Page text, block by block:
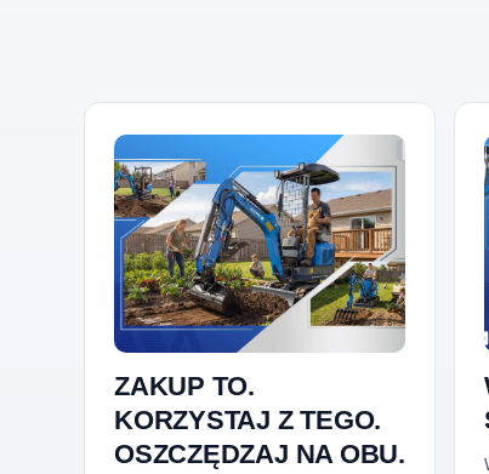
ZAKUP TO.
KORZYSTAJ Z TEGO.
OSZCZĘDZAJ NA OBU.